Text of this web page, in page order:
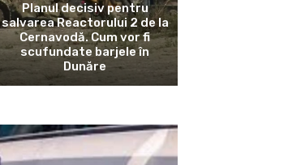
Planul decisiv pentru
salvarea Reactorului 2 de la
Cernavodă. Cum vor fi
scufundate barjele în
Dunăre